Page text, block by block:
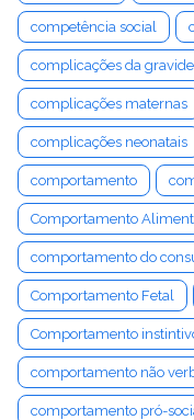
competência social
complicações da
complicações maternas
complicações neonatais
comportamento
Comportamento
comportamento do
Comportamento Fetal
Comportamento
comportamento não
comportamento pró-